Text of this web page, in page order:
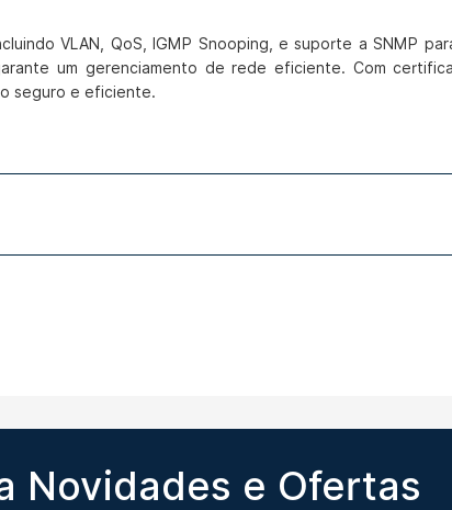
VLAN, QoS, IGMP Snooping, e suporte a SNMP
um gerenciamento de rede eficiente. Com
seguro e eficiente.
Novidades e Ofertas